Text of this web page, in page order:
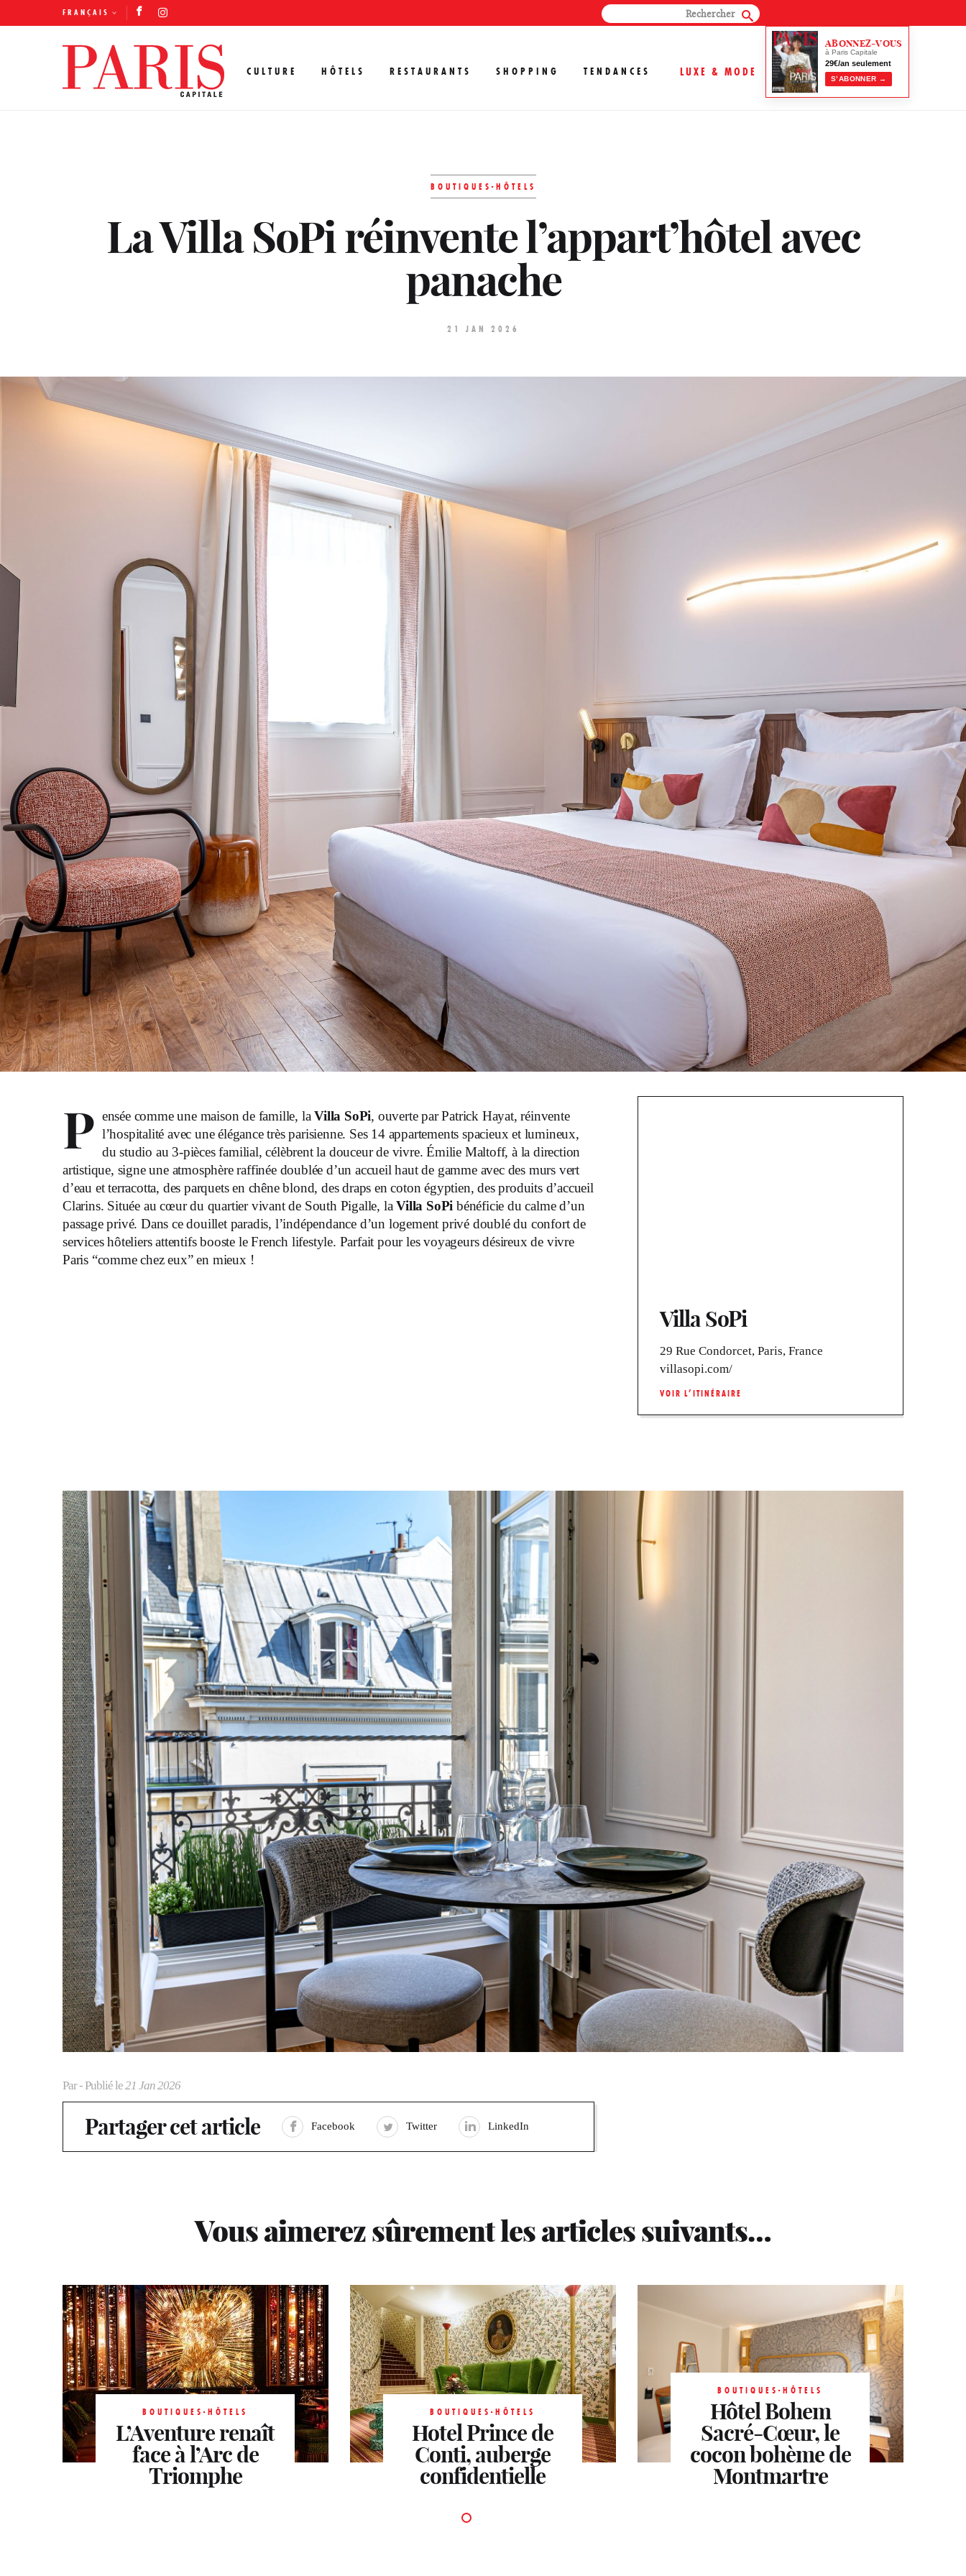
FRANÇAIS
CULTURE HÔTELS RESTAURANTS SHOPPING TENDANCES LUXE & MODE
ABONNEZ-VOUS
à Paris Capitale
29€/an seulement
S’ABONNER →
BOUTIQUES-HÔTELS
La Villa SoPi réinvente l’appart’hôtel avec
panache
21 JAN 2026
P ensée comme une maison de famille, laVilla SoPi, ouverte par Patrick Hayat, réinvente
l’hospitalité avec une élégance très parisienne. Ses 14 appartements spacieux et lumineux,
du studio au 3-pièces familial, célèbrent la douceur de vivre. Émilie Maltoff, à la direction
artistique, signe une atmosphère raffinée doublée d’un accueil haut de gamme avec des murs vert
d’eau et terracotta, des parquets en chêne blond, des draps en coton égyptien, des produits d’accueil
Clarins. Située au cœur du quartier vivant de South Pigalle, laVilla SoPi bénéficie du calme d’un
passage privé. Dans ce douillet paradis, l’indépendance d’un logement privé doublé du confort de
services hôteliers attentifs booste le French lifestyle. Parfait pour les voyageurs désireux de vivre
Paris “comme chez eux” en mieux !
Villa SoPi
29 Rue Condorcet, Paris, France
villasopi.com/
VOIR L’ITINÉRAIRE
Par- Publié le21 Jan 2026
Partager cet article Facebook Twitter LinkedIn
Vous aimerez sûrement les articles suivants…
BOUTIQUES-HÔTELS
L’Aventure renaît
face à l’Arc de
Triomphe
BOUTIQUES-HÔTELS
Hotel Prince de
Conti, auberge
confidentielle
BOUTIQUES-HÔTELS
Hôtel Bohem
Sacré-Cœur, le
cocon bohème de
Montmartre